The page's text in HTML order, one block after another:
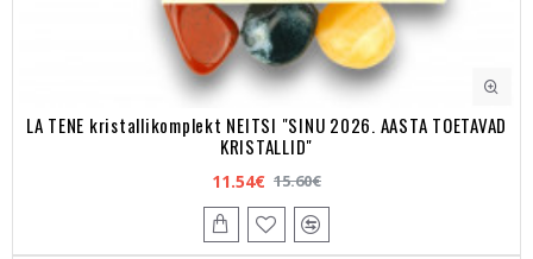
LA TENE kristallikomplekt NEITSI "SINU 2026. AASTA TOETAVAD
KRISTALLID"
11.54€ 15.60€